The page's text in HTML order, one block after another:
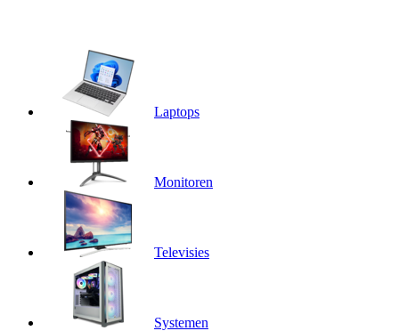
Laptops
Monitoren
Televisies
Systemen